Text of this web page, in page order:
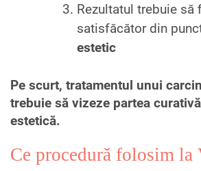
Rezultatul trebuie să
satisfăcător din
estetic
Pe scurt, tratamentul unui
trebuie să vizeze partea
estetică.
Ce procedură folosim